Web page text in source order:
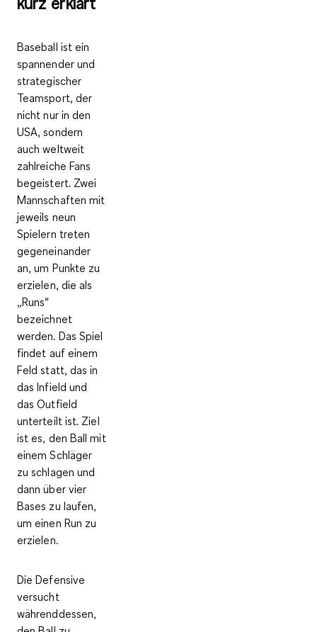
Baseball ist ein
spannender und
strategischer
Teamsport, der
nicht nur in den
USA, sondern
auch weltweit
zahlreiche Fans
begeistert. Zwei
Mannschaften mit
jeweils neun
Spielern treten
gegeneinander
an, um Punkte zu
erzielen, die als
„Runs“
bezeichnet
werden. Das Spiel
findet auf einem
Feld statt, das in
das Infield und
das Outfield
unterteilt ist. Ziel
ist es, den Ball mit
einem Schläger
zu schlagen und
dann über vier
Bases zu laufen,
um einen Run zu
erzielen.
Die Defensive
versucht
währenddessen,